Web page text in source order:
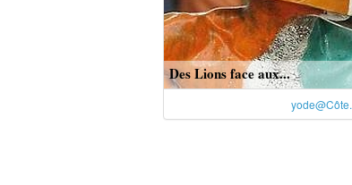
Des Lions face aux...
yode@Côte.